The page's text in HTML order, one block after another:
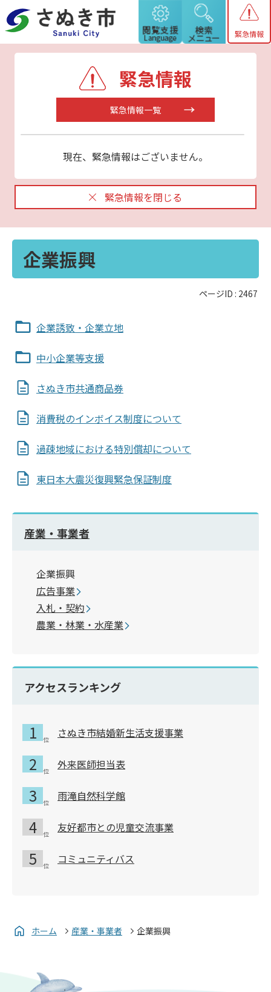
緊急情報
緊急情報
緊急情報一覧
現在、緊急情報はございません。
緊急情報を閉じる
企業振興
ページID : 2467
企業誘致・企業立地
中小企業等支援
さぬき市共通商品券
消費税のインボイス制度について
過疎地域における特別償却について
東日本大震災復興緊急保証制度
産業・事業者
企業振興
広告事業
入札・契約
農業・林業・水産業
アクセスランキング
さぬき市結婚新生活支援事業
外来医師担当表
雨滝自然科学館
友好都市との児童交流事業
コミュニティバス
ホーム 産業・事業者 企業振興